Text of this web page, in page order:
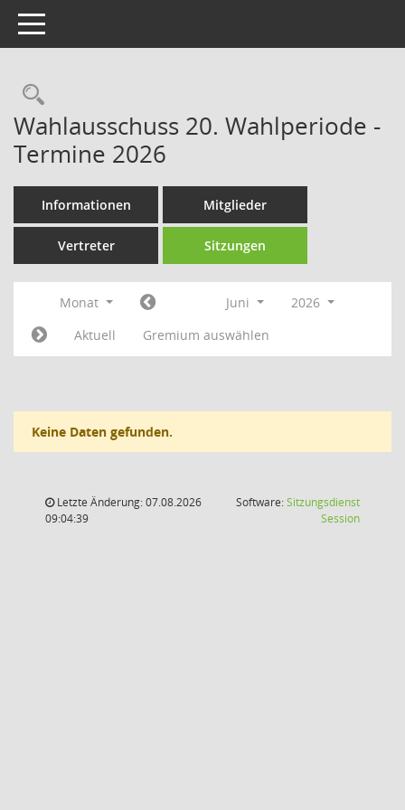
Toggle navigation
Rechercheauswahl
Wahlausschuss 20. Wahlperiode -
Termine 2026
Informationen Mitglieder
Vertreter Sitzungen
Monat Juni
2026
Aktuell
Gremium auswählen
Keine Daten gefunden.
Letzte Änderung: 07.08.2026
09:04:39
Software:Sitzungsdienst
Session(Wird in